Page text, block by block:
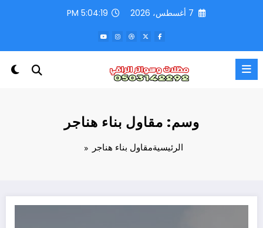
7 أغسطس، 2026 5:04:19 PM
وسم: مقاول بناء هناجر
الرئيسيةمقاول بناء هناجر